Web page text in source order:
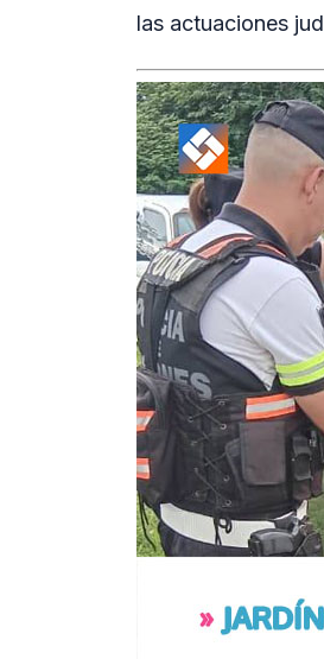
las actuaciones